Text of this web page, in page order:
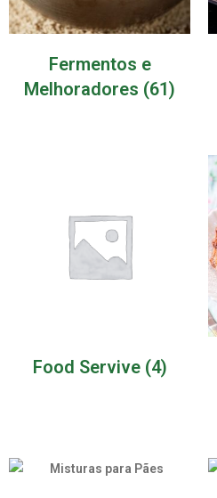
Fermentos e
Melhoradores (61)
Food Servive (4)